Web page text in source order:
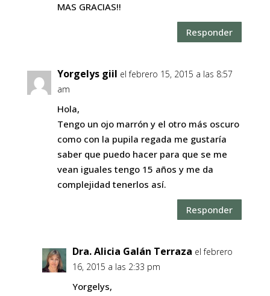
MAS GRACIAS!!
Responder
Yorgelys giil el febrero 15, 2015 a las 8:57
am
Hola,
Tengo un ojo marrón y el otro más oscuro
como con la pupila regada me gustaría
saber que puedo hacer para que se me
vean iguales tengo 15 años y me da
complejidad tenerlos así.
Responder
Dra. Alicia Galán Terraza el febrero
16, 2015 a las 2:33 pm
Yorgelys,